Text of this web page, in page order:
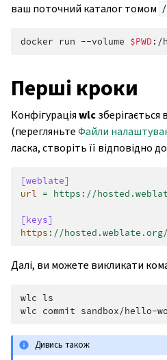
ваш поточний каталог томом /
docker run --volume $PWD:/
Перші кроки
Конфігураціяwlcзберігається в
(перегляньтеФайли
ласка, створіть її відповідно
[weblate]
url = https://
[keys]
https : //
Далі, ви можете викликати
wlc ls
wlc commit sandbox/hello-
Дивись також